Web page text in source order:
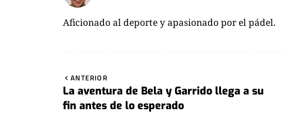
Aficionado al deporte y apasionado por el pádel.
ANTERIOR
La aventura de Bela y Garrido llega a su
fin antes de lo esperado